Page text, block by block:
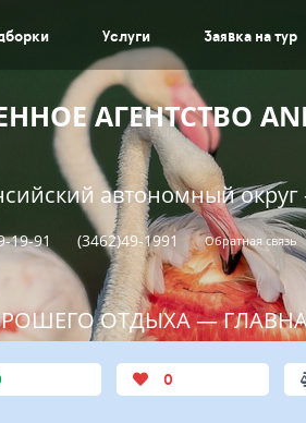
Услуги Заявка на тур
АГЕНТСТВО
автономный
19-91 (3462)49-1991 Обратная связь
ОТДЫХА —
0